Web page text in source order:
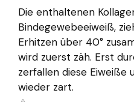
Die enthaltenen
Bindegewebeeiweiß,
Erhitzen über 40°
wird zuerst zäh. Erst
zerfallen diese Eiweiße
wieder zart.